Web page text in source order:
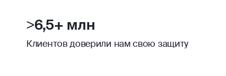
>6,5+ млн
Клиентов доверили нам свою защиту